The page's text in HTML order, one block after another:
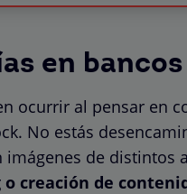
en
ocurrir al pensar en
No estás
de distintos
creación de